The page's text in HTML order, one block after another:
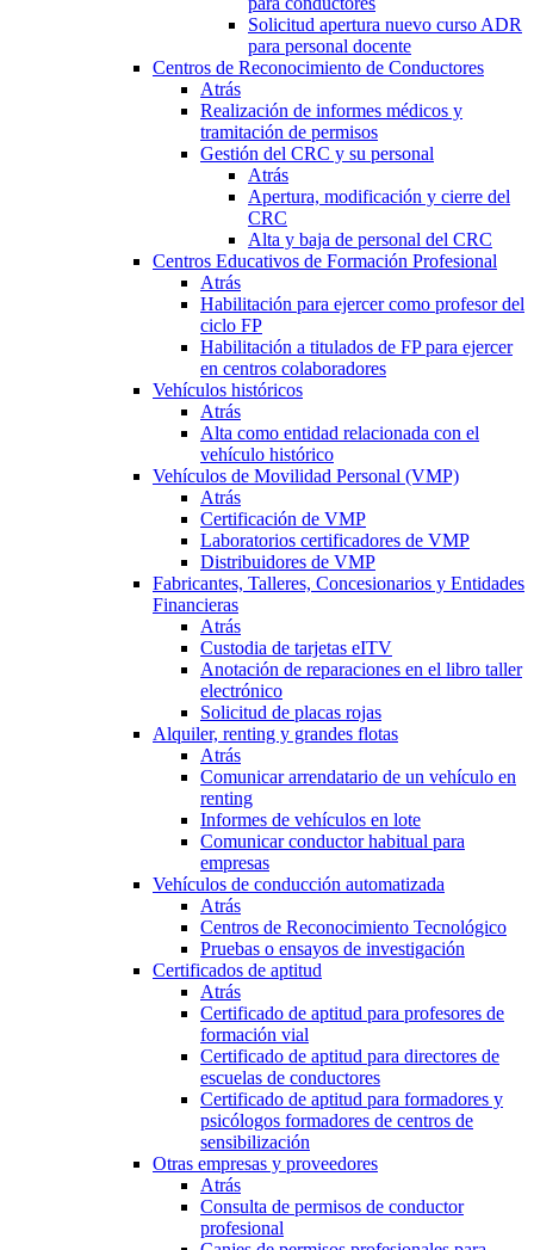
Solicitud apertura nuevo curso ADR
para personal docente
Centros de Reconocimiento de Conductores
Atrás
Realización de informes médicos y
tramitación de permisos
Gestión del CRC y su personal
Atrás
Apertura, modificación y cierre del
CRC
Alta y baja de personal del CRC
Centros Educativos de Formación Profesional
Atrás
Habilitación para ejercer como profesor del
ciclo FP
Habilitación a titulados de FP para ejercer
en centros colaboradores
Vehículos históricos
Atrás
Alta como entidad relacionada con el
vehículo histórico
Vehículos de Movilidad Personal (VMP)
Atrás
Certificación de VMP
Laboratorios certificadores de VMP
Distribuidores de VMP
Fabricantes, Talleres, Concesionarios y Entidades
Financieras
Atrás
Custodia de tarjetas eITV
Anotación de reparaciones en el libro taller
electrónico
Solicitud de placas rojas
Alquiler, renting y grandes flotas
Atrás
Comunicar arrendatario de un vehículo en
renting
Informes de vehículos en lote
Comunicar conductor habitual para
empresas
Vehículos de conducción automatizada
Atrás
Centros de Reconocimiento Tecnológico
Pruebas o ensayos de investigación
Certificados de aptitud
Atrás
Certificado de aptitud para profesores de
formación vial
Certificado de aptitud para directores de
escuelas de conductores
Certificado de aptitud para formadores y
psicólogos formadores de centros de
sensibilización
Otras empresas y proveedores
Atrás
Consulta de permisos de conductor
profesional